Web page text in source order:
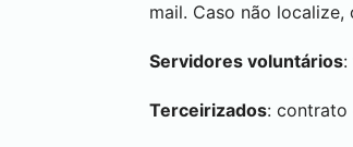
mail. Caso não
Servidores voluntários:
Terceirizados: contrato